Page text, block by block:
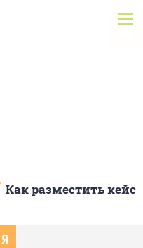
Как разместить кейс